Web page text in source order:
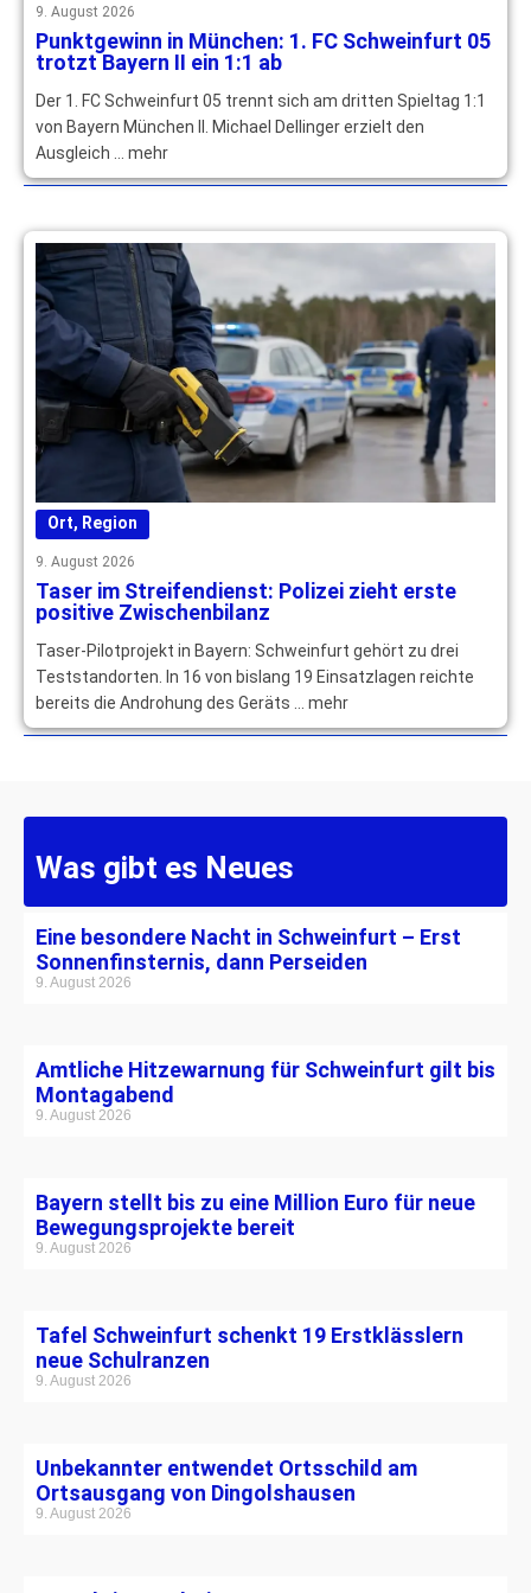
9. August 2026
Punktgewinn in München: 1. FC Schweinfurt 05
trotzt Bayern II ein 1:1 ab
Der 1. FC Schweinfurt 05 trennt sich am dritten Spieltag 1:1
von Bayern München II. Michael Dellinger erzielt den
Ausgleich … mehr
Ort, Region
9. August 2026
Taser im Streifendienst: Polizei zieht erste
positive Zwischenbilanz
Taser-Pilotprojekt in Bayern: Schweinfurt gehört zu drei
Teststandorten. In 16 von bislang 19 Einsatzlagen reichte
bereits die Androhung des Geräts … mehr
Was gibt es Neues
Eine besondere Nacht in Schweinfurt – Erst
Sonnenfinsternis, dann Perseiden
9. August 2026
Amtliche Hitzewarnung für Schweinfurt gilt bis
Montagabend
9. August 2026
Bayern stellt bis zu eine Million Euro für neue
Bewegungsprojekte bereit
9. August 2026
Tafel Schweinfurt schenkt 19 Erstklässlern
neue Schulranzen
9. August 2026
Unbekannter entwendet Ortsschild am
Ortsausgang von Dingolshausen
9. August 2026